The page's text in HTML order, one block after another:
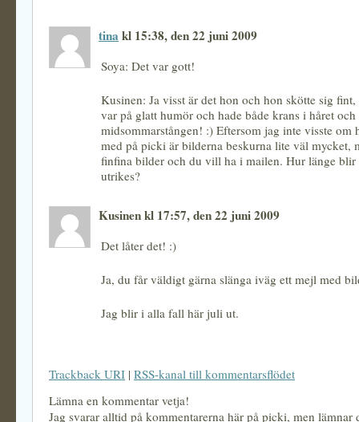
tina kl 15:38, den 22 juni 2009
Soya: Det var gott!
Kusinen: Ja visst är det hon och hon skötte sig
var på glatt humör och hade både krans i håret och
midsommarstången! :) Eftersom jag inte visste om
med på picki är bilderna beskurna lite väl mycket,
finfina bilder och du vill ha i mailen. Hur länge
utrikes?
Kusinen kl 17:57, den 22 juni 2009
Det låter det! :)
Ja, du får väldigt gärna slänga iväg ett mejl med
Jag blir i alla fall här juli ut.
Trackback URI | RSS-kanal till kommentarsflödet
Lämna en kommentar vetja!
Jag svarar alltid på kommentarerna här på picki, men lämnar